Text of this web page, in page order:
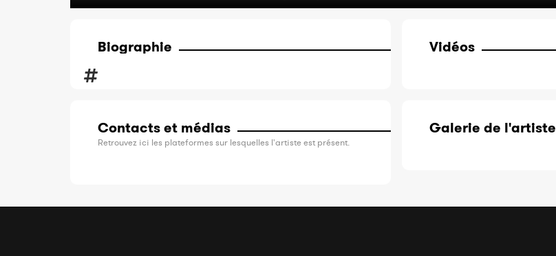
Biographie
Contacts et médias
Retrouvez ici les plateformes sur lesquelles l'artiste est présent.
Vidéos
Galerie de l'artiste